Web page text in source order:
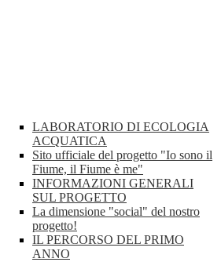
LABORATORIO DI ECOLOGIA
ACQUATICA
Sito ufficiale del progetto "Io sono il
Fiume, il Fiume è me"
INFORMAZIONI GENERALI
SUL PROGETTO
La dimensione "social" del nostro
progetto!
IL PERCORSO DEL PRIMO
ANNO